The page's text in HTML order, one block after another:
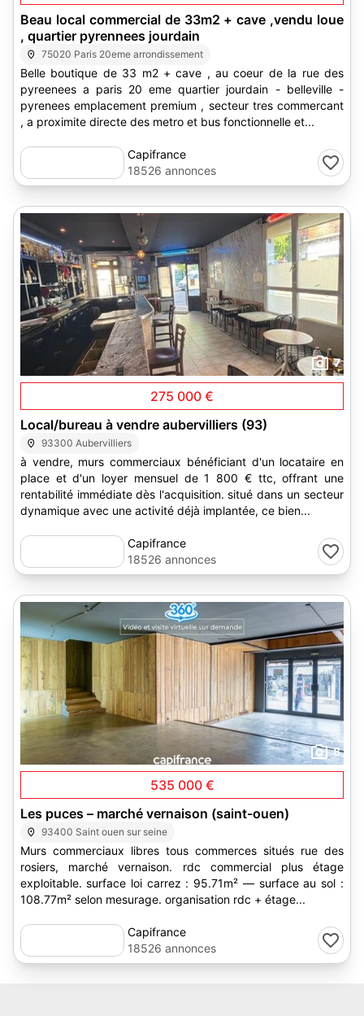
Beau local commercial de 33m2 + cave ,vendu loue
, quartier pyrennees jourdain
75020 Paris 20eme arrondissement
Belle boutique de 33 m2 + cave , au coeur de la rue des
pyreenees a paris 20 eme quartier jourdain - belleville -
pyrenees emplacement premium , secteur tres commercant
, a proximite directe des metro et bus fonctionnelle et...
Capifrance
18526 annonces
7
275 000 €
Local/bureau à vendre aubervilliers (93)
93300 Aubervilliers
à vendre, murs commerciaux bénéficiant d'un locataire en
place et d'un loyer mensuel de 1 800 € ttc, offrant une
rentabilité immédiate dès l'acquisition. situé dans un secteur
dynamique avec une activité déjà implantée, ce bien...
Capifrance
18526 annonces
8
535 000 €
Les puces – marché vernaison (saint-ouen)
93400 Saint ouen sur seine
Murs commerciaux libres tous commerces situés rue des
rosiers, marché vernaison. rdc commercial plus étage
exploitable. surface loi carrez : 95.71m² — surface au sol :
108.77m² selon mesurage. organisation rdc + étage...
Capifrance
18526 annonces